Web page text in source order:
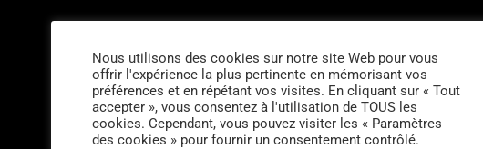
Nous utilisons des cookies sur notre site Web pour vous
offrir l'expérience la plus pertinente en mémorisant vos
préférences et en répétant vos visites. En cliquant sur « Tout
accepter », vous consentez à l'utilisation de TOUS les
cookies. Cependant, vous pouvez visiter les « Paramètres
des cookies » pour fournir un consentement contrôlé.